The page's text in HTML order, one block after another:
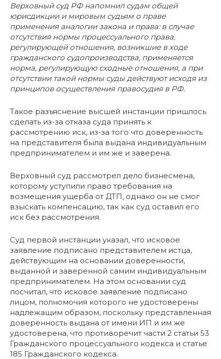
Верховный суд РФ напомнил судам общей
юрисдикции и мировым судьям о праве
применения аналогии закона и права: в случае
отсутствия нормы процессуального права,
регулирующей отношения, возникшие в ходе
гражданского судопроизводства, применяется
норма, регулирующую сходные отношения, а при
отсутствии такой нормы суды действуют исходя из
принципов осуществления правосудия в РФ.
Такое разъяснение высшей инстанции пришлось
сделать из-за отказа суда принять к
рассмотрению иск, из-за того что доверенность
на представителя была выдана индивидуальным
предпринимателем и им же и заверена.
Верховный суд рассмотрел дело бизнесмена,
которому уступили право требования на
возмещения ущерба от ДТП, однако он не смог
взыскать компенсацию, так как суд оставил его
иск без рассмотрения.
Суд первой инстанции указал, что исковое
заявление подписано представителем истца,
действующим на основании доверенности,
выданной и заверенной самим индивидуальным
предпринимателем. На этом основании суд
посчитал, что исковое заявление подписано
лицом, полномочия которого не удостоверены
надлежащим образом, поскольку представленная
доверенность выдана от имени ИП и им же
удостоверена, что противоречит части 2 статьи 53
Гражданского процессуального кодекса и статье
185 Гражданского кодекса.